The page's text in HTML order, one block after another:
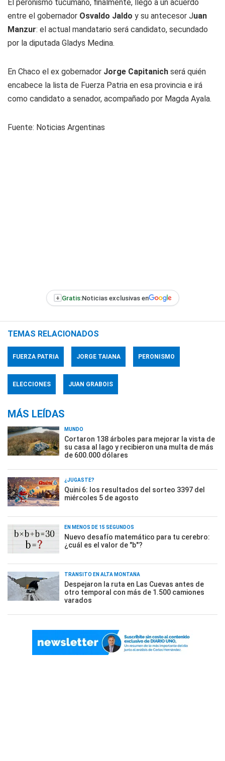
El peronismo tucumano, finalmente, llegó a un acuerdo
entre el gobernador Osvaldo Jaldo y su antecesor Juan
Manzur: el actual mandatario será candidato, secundado
por la diputada Gladys Medina.
En Chaco el ex gobernador Jorge Capitanich será quién
encabece la lista de Fuerza Patria en esa provincia e irá
como candidato a senador, acompañado por Magda Ayala.
Fuente: Noticias Argentinas
+ Gratis:Noticias exclusivas en
TEMAS RELACIONADOS
FUERZA PATRIA JORGE TAIANA PERONISMO
ELECCIONES JUAN GRABOIS
MÁS LEÍDAS
MUNDO
Cortaron 138 árboles para mejorar la vista de
su casa al lago y recibieron una multa de más
de 600.000 dólares
¿JUGASTE?
Quini 6: los resultados del sorteo 3397 del
miércoles 5 de agosto
EN MENOS DE 15 SEGUNDOS
Nuevo desafío matemático para tu cerebro:
¿cuál es el valor de "b"?
TRÁNSITO EN ALTA MONTAÑA
Despejaron la ruta en Las Cuevas antes de
otro temporal con más de 1.500 camiones
varados